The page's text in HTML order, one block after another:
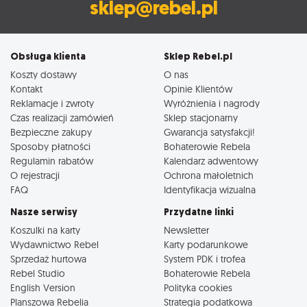
sklep@rebel.pl
Obsługa klienta
Koszty dostawy
Kontakt
Reklamacje i zwroty
Czas realizacji zamówień
Bezpieczne zakupy
Sposoby płatności
Regulamin rabatów
O rejestracji
FAQ
Sklep Rebel.pl
O nas
Opinie Klientów
Wyróżnienia i nagrody
Sklep stacjonarny
Gwarancja satysfakcji!
Bohaterowie Rebela
Kalendarz adwentowy
Ochrona małoletnich
Identyfikacja wizualna
Nasze serwisy
Koszulki na karty
Wydawnictwo Rebel
Sprzedaż hurtowa
Rebel Studio
English Version
Planszowa Rebelia
Przydatne linki
Newsletter
Karty podarunkowe
System PDK i trofea
Bohaterowie Rebela
Polityka cookies
Strategia podatkowa